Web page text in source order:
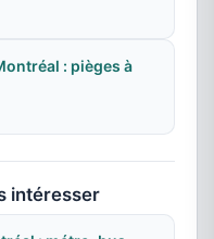
: pièges à
intéresser